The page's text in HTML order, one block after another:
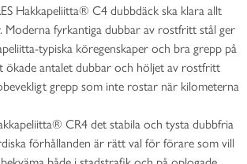
Hakkapeliitta® C4 dubbdäck ska klara allt
Moderna fyrkantiga dubbar av rostfritt stål ger
typiska köregenskaper och bra grepp på
ökade antalet dubbar och höljet av rostfritt
grepp som inte rostar när kilometerna
CR4 det stabila och tysta dubbfria
förhållanden är rätt val för förare som vill